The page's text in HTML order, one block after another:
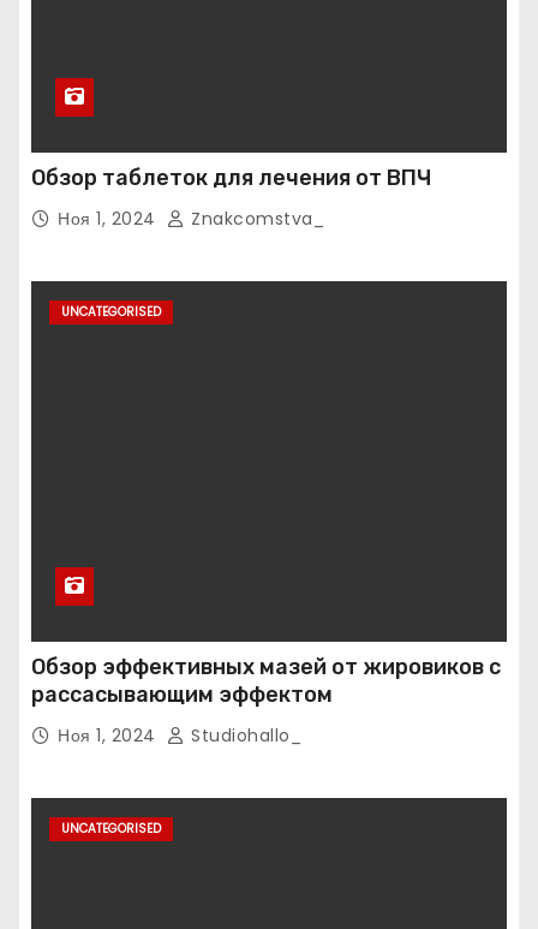
Обзор таблеток для лечения от ВПЧ
Ноя 1, 2024 Znakcomstva_
UNCATEGORISED
Обзор эффективных мазей от жировиков с
рассасывающим эффектом
Ноя 1, 2024 Studiohallo_
UNCATEGORISED